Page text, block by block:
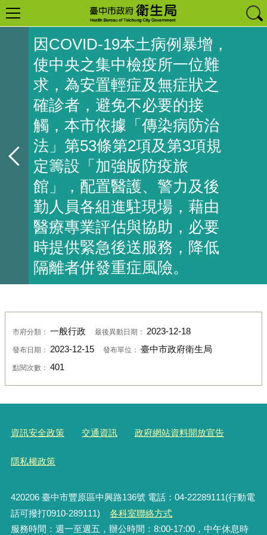
因COVID-19本土病例暴增，
使中央之集中檢疫所一位難
求，為安置輕症及無症狀之
確診者，避免不必要的接
觸，本市依據「傳染病防治
法」第53條第2項及第3項規
定籌設「加強版防疫旅
館」，配置醫護、警力及後
勤人員各組進駐現場，藉由
醫療專業評估與協助，必要
時提供緊急後送服務，降低
隔離者併發重症風險。
市府分類： 一般行政 最後異動日期： 2023-12-18
發布日期： 2023-12-15 發布單位： 臺中市政府衛生局
點閱次數： 401
資訊安全政策 交通資訊 政府網站資料開放宣告
隱私權政策
420206臺中市豐原區中興路136號 電話：04-22289111(行動電
話可撥打0910-289111)
各科室聯絡方式
服務時間：週一至週五，辦公時間：8:00-17:00，中午休息時